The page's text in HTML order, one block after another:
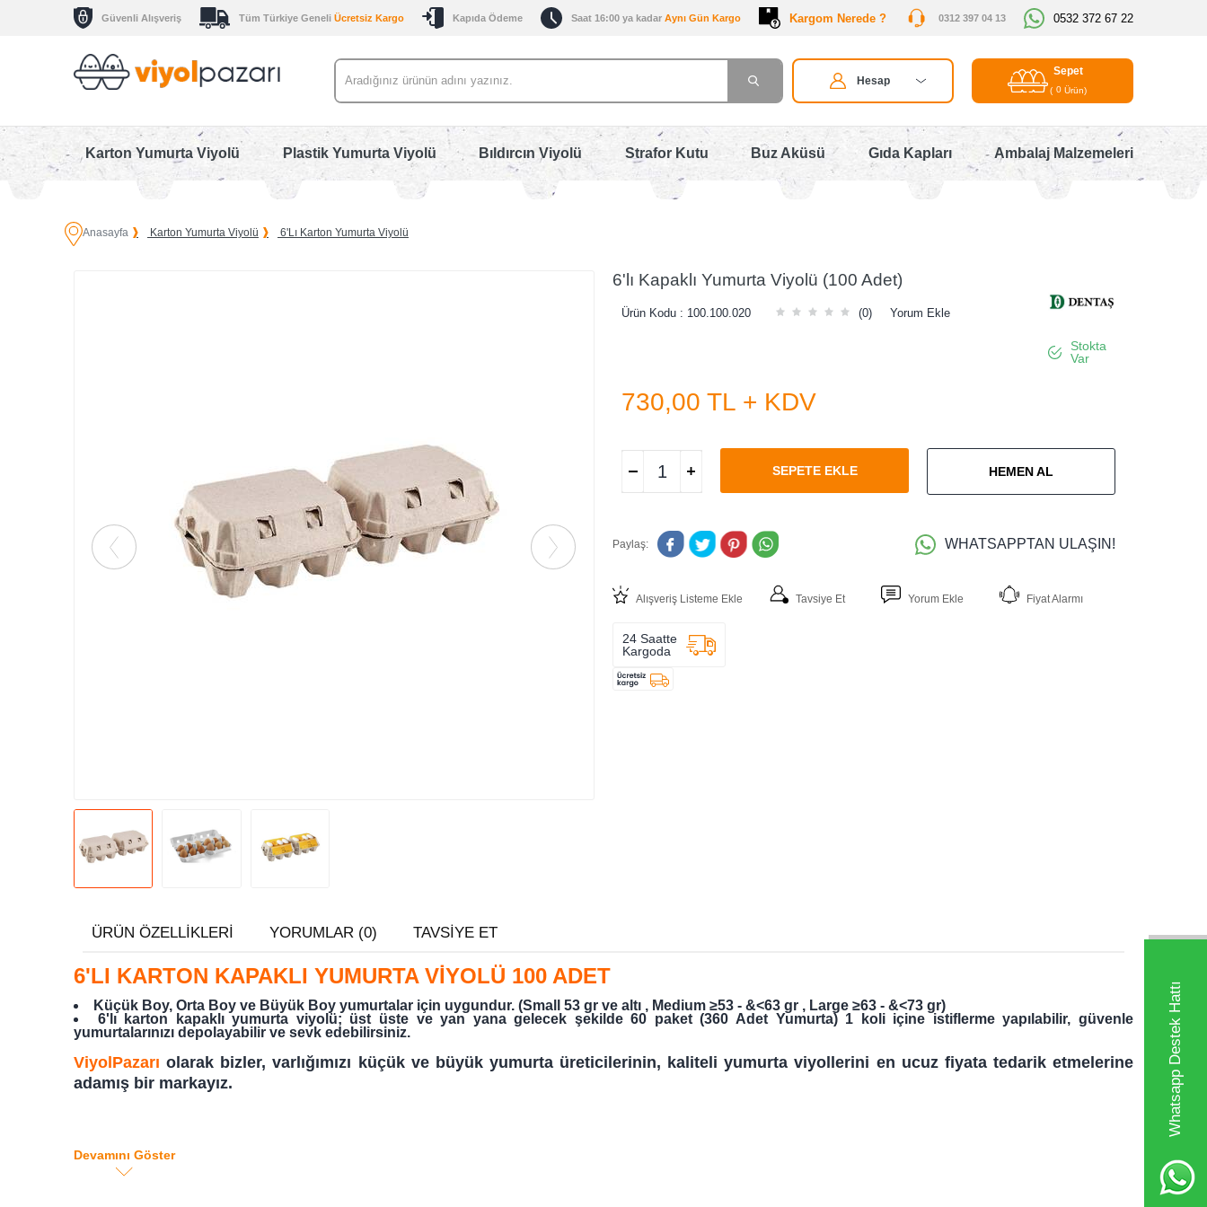
Whatsapp Destek Hattı
Güvenli Alışveriş Tüm Türkiye Geneli Ücretsiz Kargo Kapıda Ödeme Saat 16:00 ya kadar Aynı Gün Kargo Kargom Nerede ? 0312 397 04 13 0532 372 67 22
Hesap
Sepet
( 0 Ürün)
Karton Yumurta Viyolü Plastik Yumurta Viyolü Bıldırcın Viyolü Strafor Kutu Buz Aküsü Gıda Kapları Ambalaj Malzemeleri
Anasayfa Karton Yumurta Viyolü 6'lı Karton Yumurta Viyolü
6'lı Kapaklı Yumurta Viyolü (100 Adet)
Ürün Kodu : 100.100.020 (0) Yorum Ekle
Stokta
Var
730,00 TL + KDV
SEPETE EKLE HEMEN AL
Paylaş: WHATSAPPTAN ULAŞIN!
Alışveriş Listeme Ekle Tavsiye Et Yorum Ekle Fiyat Alarmı
24 Saatte
Kargoda
ÜRÜN ÖZELLIKLERI YORUMLAR (0) TAVSIYE ET
6'LI KARTON KAPAKLI YUMURTA VİYOLÜ 100 ADET
Küçük Boy, Orta Boy ve Büyük Boy yumurtalar için uygundur. (Small 53 gr ve altı , Medium ≥53 - &<63 gr , Large ≥63 - &<73 gr)
6'lı karton kapaklı yumurta viyolü; üst üste ve yan yana gelecek şekilde 60 paket (360 Adet Yumurta) 1 koli içine istiflerme yapılabilir, güvenle
yumurtalarınızı depolayabilir ve sevk edebilirsiniz.
ViyolPazarıolarak bizler, varlığımızı küçük ve büyük yumurta üreticilerinin, kaliteli yumurta viyollerini en ucuz fiyata tedarik etmelerine
adamış bir markayız.
Devamını Göster